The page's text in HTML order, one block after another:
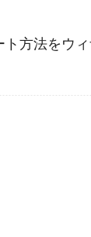
方法をウ